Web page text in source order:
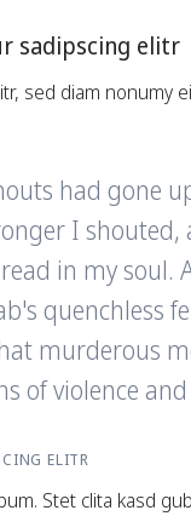
sadipscing elitr
sed diam nonumy
had gone
I
in my soul.
quenchless
murderous
of violence and
ELITR
Stet clita kasd